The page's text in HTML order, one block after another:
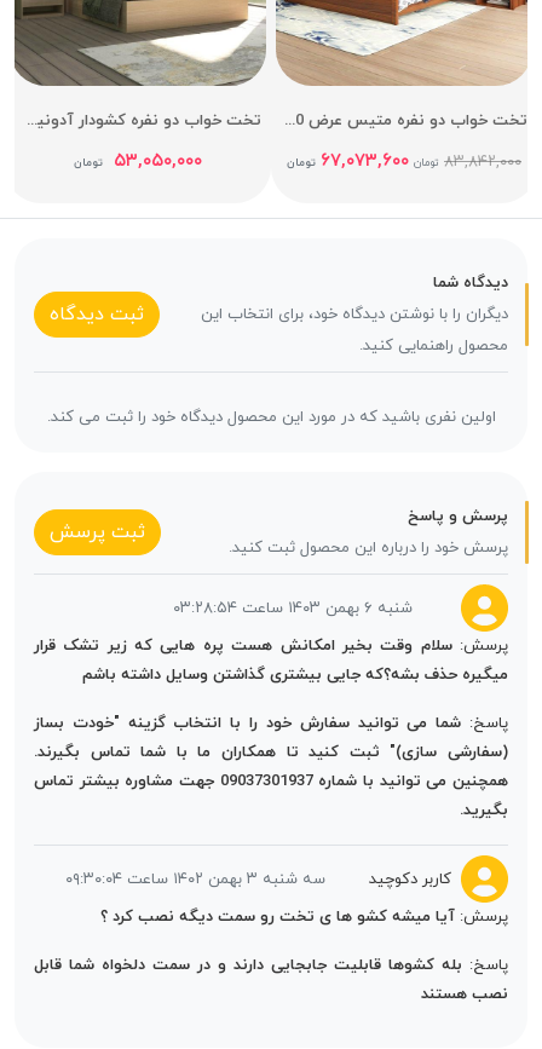
تخت خواب دو نفره متیس عرض 160
۸۳,۸۴۲,۰۰۰ تومان ۶۷,۰۷۳,۶۰۰ تومان
تخت خواب دو نفره کشودار آدونیس عرض 160
۵۳,۰۵۰,۰۰۰ تومان
دیدگاه شما
دیگران را با نوشتن دیدگاه خود، برای انتخاب این
محصول راهنمایی کنید.
ثبت دیدگاه
اولین نفری باشید که در مورد این محصول دیدگاه خود را ثبت می کند.
پرسش و پاسخ
پرسش خود را درباره این محصول ثبت کنید.
ثبت پرسش
شنبه ۶ بهمن ۱۴۰۳ ساعت ۰۳:۲۸:۵۴
پرسش:سلام وقت بخیر امکانش هست پره هایی که زیر تشک قرار
میگیره حذف بشه؟که جایی بیشتری گذاشتن وسایل داشته باشم
پاسخ: شما می توانید سفارش خود را با انتخاب گزینه "خودت بساز
(سفارشی سازی)" ثبت کنید تا همکاران ما با شما تماس بگیرند.
همچنین می توانید با شماره 09037301937 جهت مشاوره بیشتر تماس
بگیرید.
کاربر دکوچید
سه شنبه ۳ بهمن ۱۴۰۲ ساعت ۰۹:۳۰:۰۴
پرسش: آیا میشه کشو ها ی تخت رو سمت دیگه نصب کرد ؟
پاسخ: بله کشوها قابلیت جابجایی دارند و در سمت دلخواه شما قابل
نصب هستند